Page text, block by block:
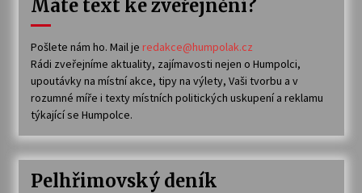
Máte text ke zveřejnění?
Pošlete nám ho. Mail je redakce@humpolak.cz
Rádi zveřejníme aktuality, zajímavosti nejen o Humpolci,
upoutávky na místní akce, tipy na výlety, Vaši tvorbu a v
rozumné míře i texty místních politických uskupení a reklamu
týkající se Humpolce.
Pelhřimovský deník